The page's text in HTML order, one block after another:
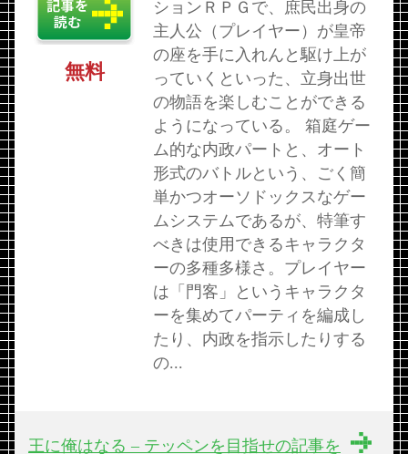
ションＲＰＧで、庶民出身の
主人公（プレイヤー）が皇帝
の座を手に入れんと駆け上が
っていくといった、立身出世
の物語を楽しむことができる
ようになっている。 箱庭ゲー
ム的な内政パートと、オート
形式のバトルという、ごく簡
単かつオーソドックスなゲー
ムシステムであるが、特筆す
べきは使用できるキャラクタ
ーの多種多様さ。プレイヤー
は「門客」というキャラクタ
ーを集めてパーティを編成し
たり、内政を指示したりする
の...
無料
王に俺はなる – テッペンを目指せの記事を